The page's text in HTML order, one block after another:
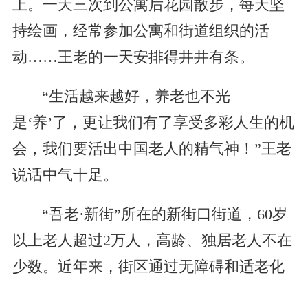
上。一天三次到公寓后花园散步，每天坚
持绘画，经常参加公寓和街道组织的活
动……王老的一天安排得井井有条。
“生活越来越好，养老也不光
是‘养’了，更让我们有了享受多彩人生的机
会，我们要活出中国老人的精气神！”王老
说话中气十足。
“吾老·新街”所在的新街口街道，60岁
以上老人超过2万人，高龄、独居老人不在
少数。近年来，街区通过无障碍和适老化